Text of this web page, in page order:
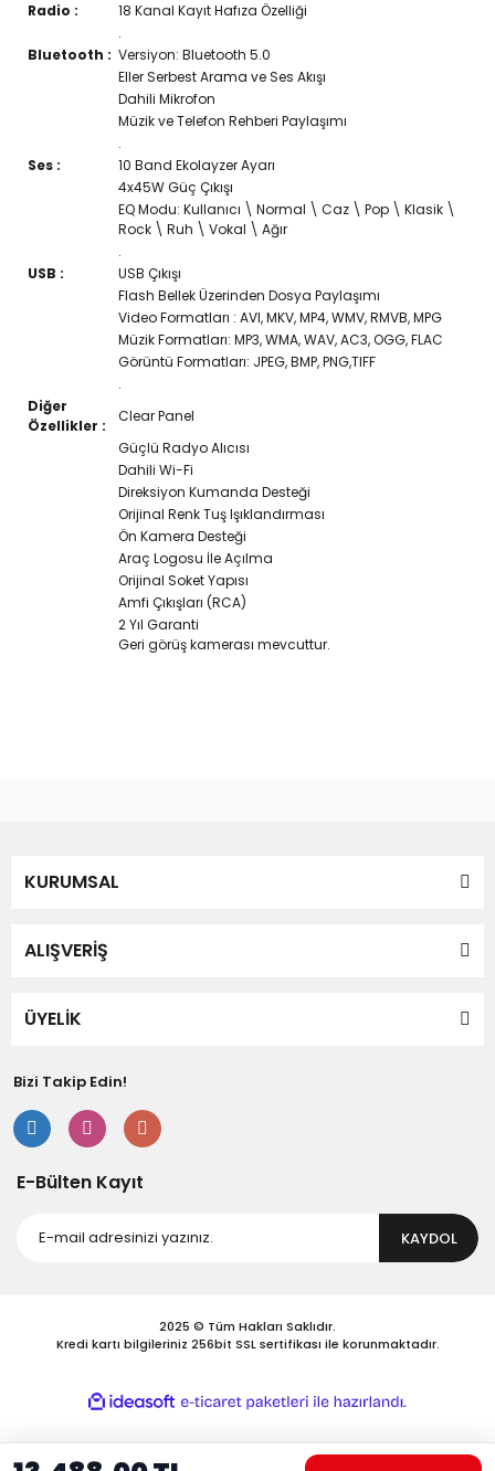
Radio :
18 Kanal Kayıt Hafıza Özelliği
.
Bluetooth : Versiyon: Bluetooth 5.0
Eller Serbest Arama ve Ses Akışı
Dahili Mikrofon
Müzik ve Telefon Rehberi Paylaşımı
.
Ses :
10 Band Ekolayzer Ayarı
4x45W Güç Çıkışı
EQ Modu: Kullanıcı \ Normal \ Caz \ Pop \ Klasik \
Rock \ Ruh \ Vokal \ Ağır
.
USB :
USB Çıkışı
Flash Bellek Üzerinden Dosya Paylaşımı
Video Formatları : AVI, MKV, MP4, WMV, RMVB, MPG
Müzik Formatları: MP3, WMA, WAV, AC3, OGG, FLAC
Görüntü Formatları: JPEG, BMP, PNG,TIFF
.
Diğer
Özellikler :
Clear Panel
Güçlü Radyo Alıcısı
Dahili Wi-Fi
Direksiyon Kumanda Desteği
Orijinal Renk Tuş Işıklandırması
Ön Kamera Desteği
Araç Logosu İle Açılma
Orijinal Soket Yapısı
Amfi Çıkışları (RCA)
2 Yıl Garanti
Geri görüş kamerası mevcuttur.
Ürün resmi kalitesiz, bozuk veya görüntülenemiyor.
Ürün bilgilerinde hatalar bulunuyor.
Bu ürüne benzer farklı alternatifler olmalı.
KURUMSAL
ALIŞVERİŞ
ÜYELİK
Bizi Takip Edin!
E-Bülten Kayıt
KAYDOL
2025 © Tüm Hakları Saklıdır.
Kredi kartı bilgileriniz 256bit SSL sertifikası ile korunmaktadır.
ideasoft
e-
paketleri